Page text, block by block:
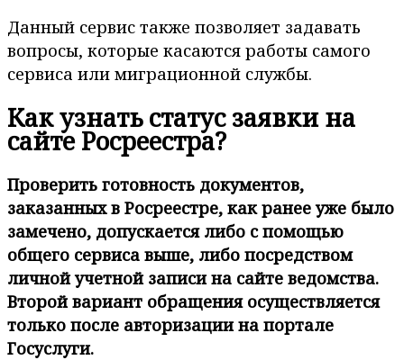
Данный сервис также позволяет задавать
вопросы, которые касаются работы самого
сервиса или миграционной службы.
Как узнать статус заявки на
сайте Росреестра?
Проверить готовность документов,
заказанных в Росреестре, как ранее уже было
замечено, допускается либо с помощью
общего сервиса выше, либо посредством
личной учетной записи на сайте ведомства.
Второй вариант обращения осуществляется
только после авторизации на портале
Госуслуги.